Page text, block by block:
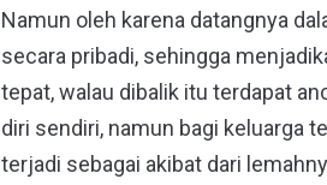
Namun oleh karena datangnya
secara pribadi, sehingga
tepat, walau dibalik itu terdapat
diri sendiri, namun bagi keluarga
terjadi sebagai akibat dari